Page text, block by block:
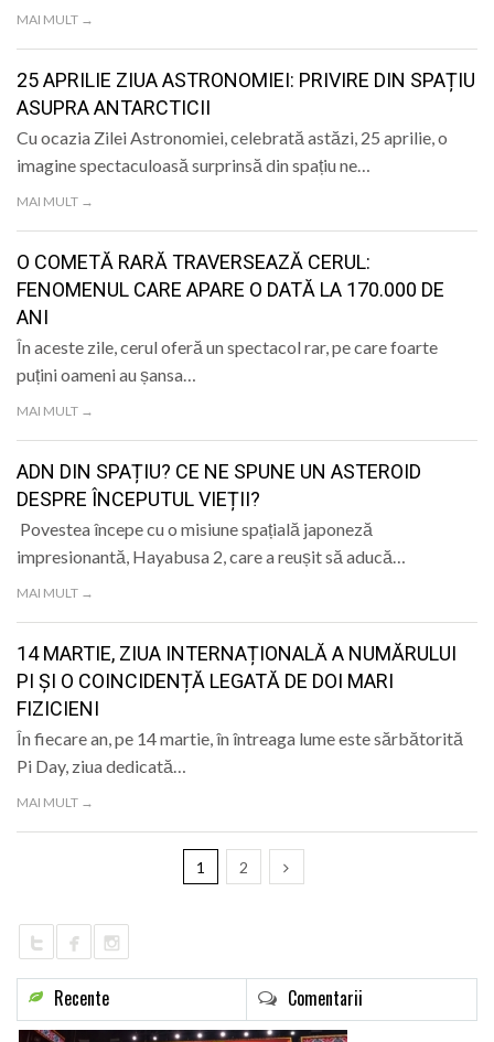
MAI MULT →
25 APRILIE ZIUA ASTRONOMIEI: PRIVIRE DIN SPAȚIU
ASUPRA ANTARCTICII
Cu ocazia Zilei Astronomiei, celebrată astăzi, 25 aprilie, o
imagine spectaculoasă surprinsă din spațiu ne…
MAI MULT →
O COMETĂ RARĂ TRAVERSEAZĂ CERUL:
FENOMENUL CARE APARE O DATĂ LA 170.000 DE
ANI
În aceste zile, cerul oferă un spectacol rar, pe care foarte
puțini oameni au șansa…
MAI MULT →
ADN DIN SPAȚIU? CE NE SPUNE UN ASTEROID
DESPRE ÎNCEPUTUL VIEȚII?
Povestea începe cu o misiune spațială japoneză
impresionantă, Hayabusa 2, care a reușit să aducă…
MAI MULT →
14 MARTIE, ZIUA INTERNAȚIONALĂ A NUMĂRULUI
PI ȘI O COINCIDENȚĂ LEGATĂ DE DOI MARI
FIZICIENI
În fiecare an, pe 14 martie, în întreaga lume este sărbătorită
Pi Day, ziua dedicată…
MAI MULT →
1 2
Recente Comentarii